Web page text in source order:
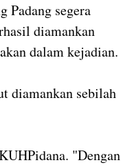
Padang segera
diamankan
dalam kejadian.
diamankan sebilah
"Dengan